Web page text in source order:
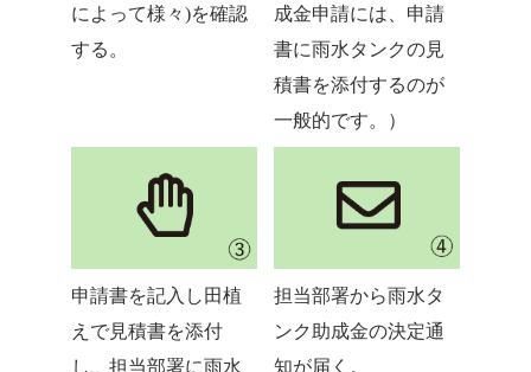
によって様々)を確認
する。
成金申請には、申請
書に雨水タンクの見
積書を添付するのが
一般的です。）
申請書を記入し田植
えで見積書を添付
し、担当部署に雨水
担当部署から雨水タ
ンク助成金の決定通
知が届く。